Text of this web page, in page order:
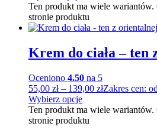
Ten produkt ma wiele wariantów.
stronie produktu
Krem do ciała – ten
Oceniono 4.50 na 5
55,00 zł – 139,00 złZakres cen:
Wybierz opcje
Ten produkt ma wiele wariantów.
stronie produktu